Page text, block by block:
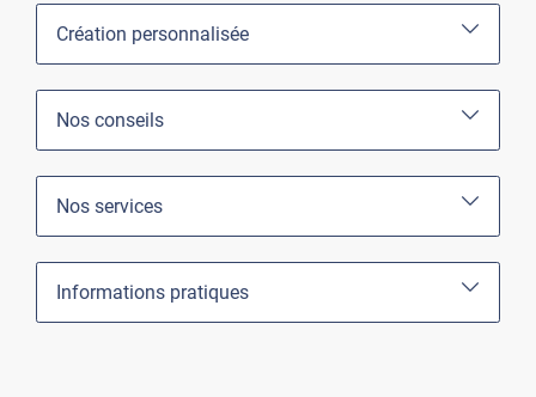
Création personnalisée
Nos conseils
Nos services
Informations pratiques